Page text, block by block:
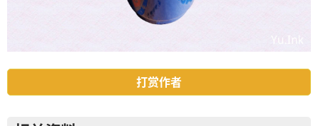
打赏作者